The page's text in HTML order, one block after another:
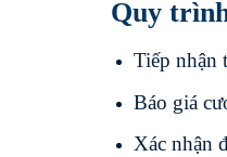
Quy
Tiếp nhận
Báo giá
Xác nhận